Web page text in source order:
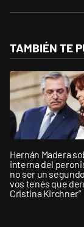
TAMBIÉN TE
Hernán Madera
interna del
no ser un
vos tenés que
Cristina Kirchner”